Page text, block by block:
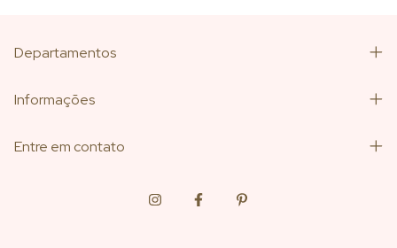
Departamentos
Informações
Entre em contato